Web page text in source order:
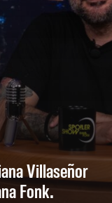
Villaseñor
Fonk.